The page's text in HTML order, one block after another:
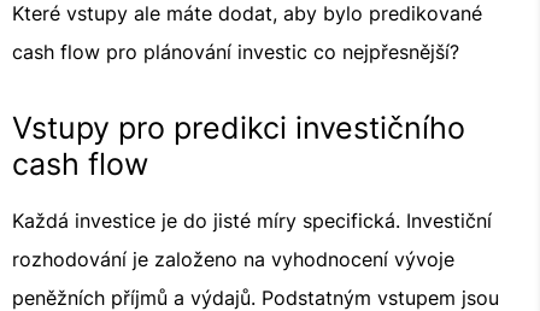
Které vstupy ale máte dodat, aby bylo predikované
cash flow pro plánování investic co nejpřesnější?
Vstupy pro predikci investičního
cash flow
Každá investice je do jisté míry specifická. Investiční
rozhodování je založeno na vyhodnocení vývoje
peněžních příjmů a výdajů. Podstatným vstupem jsou